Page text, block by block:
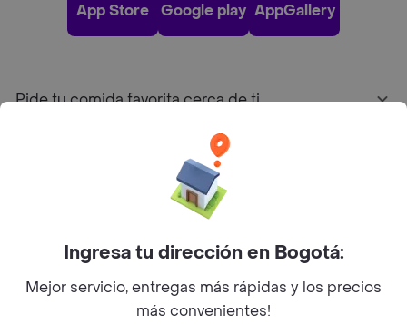
App Store Google play AppGallery
Pide tu comida favorita cerca de ti
Sobre Rappi
Ingresa tu dirección en Bogotá:
Mejor servicio, entregas más rápidas y los precios
más convenientes!